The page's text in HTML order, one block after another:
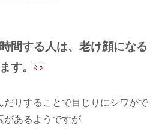
間する人は、老け顔になる
す。
だりすることで目じりにシワがで
があるようですが